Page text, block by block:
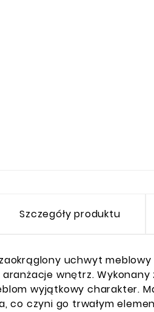
Szczegóły produktu
uchwyt meblowy
wnętrz.
wyjątkowy charakter.
co czyni go trwałym